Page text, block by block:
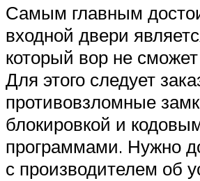
Самым главным
входной двери
который вор не
Для этого следует
противовзломные
блокировкой и
программами. Нужно
с производителем об